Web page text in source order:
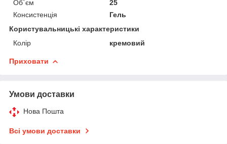
Об`єм
25
Консистенція
Гель
Користувальницькі характеристики
Колір
кремовий
Приховати
Умови доставки
Нова Пошта
Всі умови доставки